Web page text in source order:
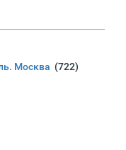
Москва (722)